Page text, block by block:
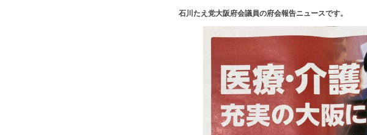
石川たえ党大阪府会議員の府会報告ニュースです。